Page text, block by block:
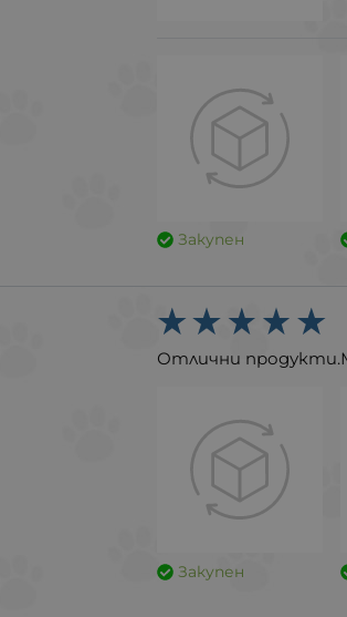
Закупен
Отлични
Закупен